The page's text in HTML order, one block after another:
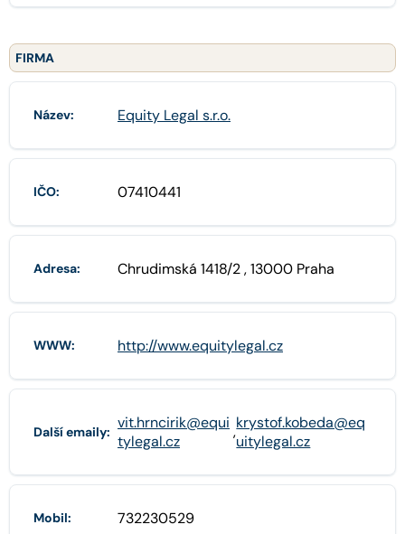
FIRMA
Název: Equity Legal s.r.o.
IČO: 07410441
Adresa: Chrudimská 1418/2 , 13000 Praha
WWW: http://www.equitylegal.cz
Další emaily: vit.hrncirik@equi
tylegal.cz
,krystof.kobeda@eq
uitylegal.cz
Mobil: 732230529